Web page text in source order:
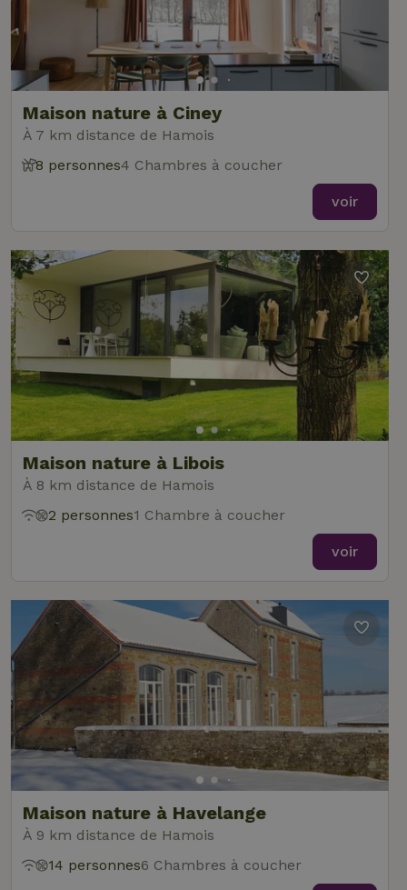
Maison nature à Ciney
À 7 km distance de Hamois
8 personnes4 Chambres à coucher
voir
Maison nature à Libois
À 8 km distance de Hamois
2 personnes1 Chambre à coucher
voir
Maison nature à Havelange
À 9 km distance de Hamois
14 personnes6 Chambres à coucher